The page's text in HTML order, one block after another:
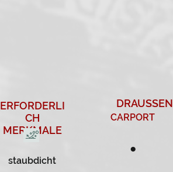
DRAUSSEN
ERFORDERLI
CH
MERKMALE
staubdicht
CARPORT
●